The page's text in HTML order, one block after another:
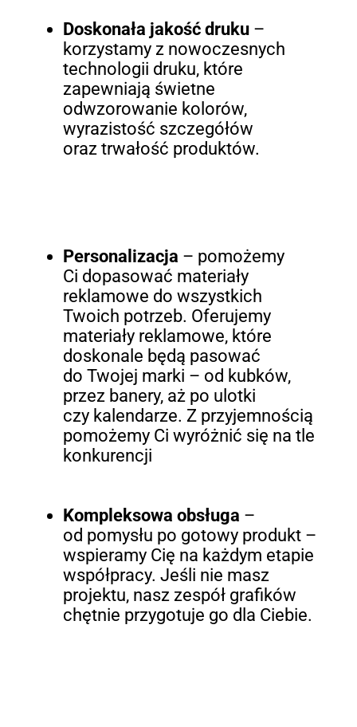
Doskonała jakość druku–
korzystamy z nowoczesnych
technologii druku, które
zapewniają świetne
odwzorowanie kolorów,
wyrazistość szczegółów
oraz trwałość produktów.
Personalizacja – pomożemy
Ci dopasować materiały
reklamowe do wszystkich
Twoich potrzeb. Oferujemy
materiały reklamowe, które
doskonale będą pasować
do Twojej marki – od kubków,
przez banery, aż po ulotki
czy kalendarze. Z przyjemnością
pomożemy Ci wyróżnić się na tle
konkurencji
Kompleksowa obsługa –
od pomysłu po gotowy produkt –
wspieramy Cię na każdym etapie
współpracy. Jeśli nie masz
projektu, nasz zespół grafików
chętnie przygotuje go dla Ciebie.